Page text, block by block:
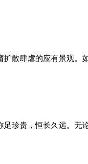
散肆虐的应有景观
珍贵，恒长久远。无